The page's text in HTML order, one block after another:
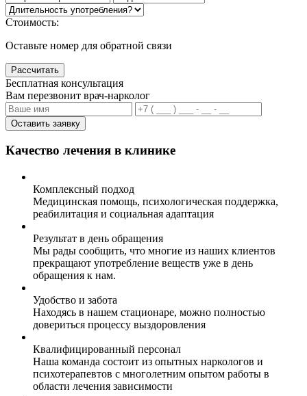
Стоимость:
Оставьте номер для обратной связи
Рассчитать
Бесплатная консультация
Вам перезвонит врач-нарколог
Оставить заявку
Качество лечения в клинике
Комплексный подход
Медицинская помощь, психологическая поддержка,
реабилитация и социальная адаптация
Результат в день обращения
Мы рады сообщить, что многие из наших клиентов
прекращают употребление веществ уже в день
обращения к нам.
Удобство и забота
Находясь в нашем стационаре, можно полностью
довериться процессу выздоровления
Квалифицированный персонал
Наша команда состоит из опытных наркологов и
психотерапевтов с многолетним опытом работы в
области лечения зависимости